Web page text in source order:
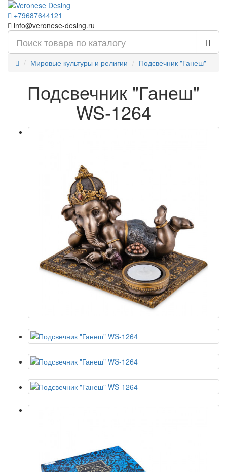
+79687644121
info@veronese-desing.ru
Мировые культуры и религии Подсвечник "Ганеш"
Подсвечник "Ганеш"
WS-1264